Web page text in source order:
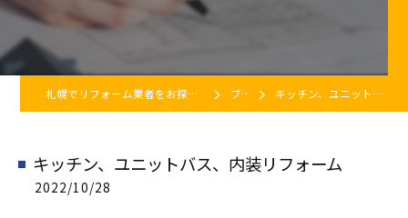
札幌でリフォーム業者をお探しなら株式会社ナオキ工務店 ブログ キッチン、ユニットバス、内装リフォーム
キッチン、ユニットバス、内装リフォーム
2022/10/28